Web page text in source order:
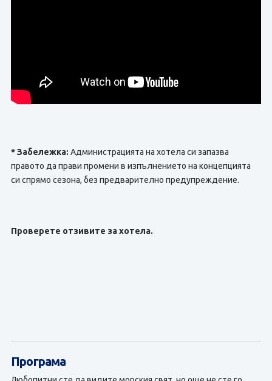
* Забележка: Администрацията на хотела си запазва
правото да прави промени в изпълнението на концепцията
си спрямо сезона, без предварително предупреждение.
Проверете отзивите за хотела.
Програма